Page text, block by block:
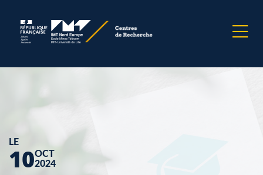
LE
10OCT
2024